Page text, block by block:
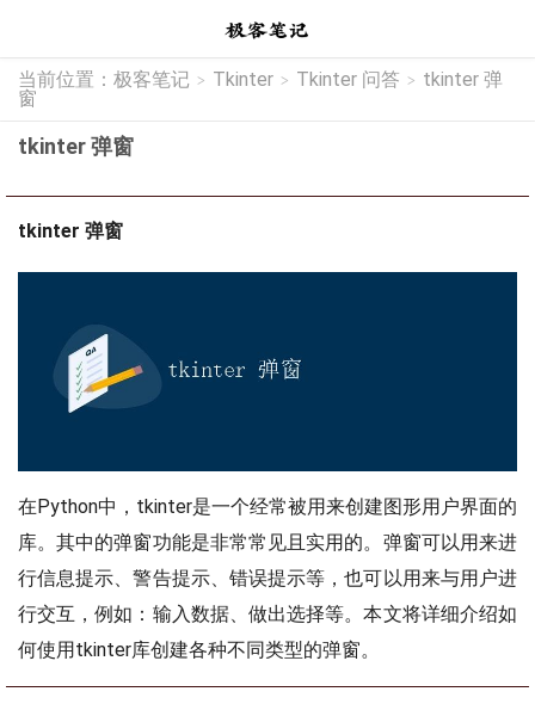
当前位置： 极客笔记 > Tkinter > Tkinter 问答 > tkinter 弹
窗
tkinter 弹窗
tkinter 弹窗
在Python中，tkinter是一个经常被用来创建图形用户界面的
库。其中的弹窗功能是非常常见且实用的。弹窗可以用来进
行信息提示、警告提示、错误提示等，也可以用来与用户进
行交互，例如：输入数据、做出选择等。本文将详细介绍如
何使用tkinter库创建各种不同类型的弹窗。